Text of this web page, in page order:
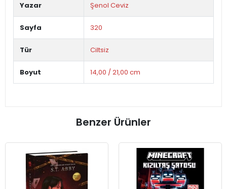
Yazar Şenol Ceviz
Sayfa 320
Tür Ciltsiz
Boyut 14,00 / 21,00 cm
Benzer Ürünler